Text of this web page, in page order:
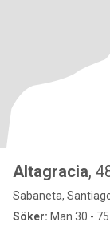
Altagracia,
Sabaneta,
Söker: Man 30 - 75